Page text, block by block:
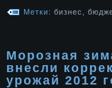
Метки: бизнес
Морозная
внесли
урожай 2012